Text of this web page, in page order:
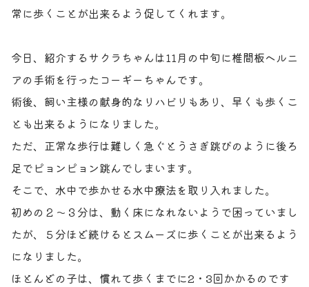
常に歩くことが出来るよう促してくれます。
今日、紹介するサクラちゃんは11月の中旬に椎間板ヘルニ
アの手術を行ったコーギーちゃんです。
術後、飼い主様の献身的なリハビリもあり、早くも歩くこ
とも出来るようになりました。
ただ、正常な歩行は難しく急ぐとうさぎ跳びのように後ろ
足でピョンピョン跳んでしまいます。
そこで、水中で歩かせる水中療法を取り入れました。
初めの２〜３分は、動く床になれないようで困っていまし
たが、５分ほど続けるとスムーズに歩くことが出来るよう
になりました。
ほとんどの子は、慣れて歩くまでに2・3回かかるのです